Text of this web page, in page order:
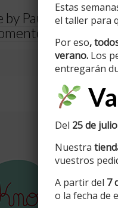
by Pau, un lugar
único
0
Estas
el taller para
Por eso,
verano.Los
entregarán
Del 25 de
Nuestra
vuestros
A partir del 7
o la fecha de